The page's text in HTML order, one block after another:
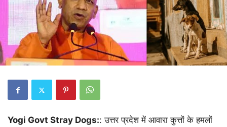
Yogi Govt Stray Dogs:: उत्तर प्रदेश में आवारा कुत्तों के हमलों